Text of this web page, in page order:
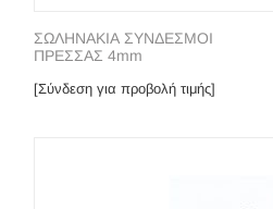
ΣΩΛΗΝΑΚΙΑ ΣΥΝΔΕΣΜΟΙ
ΠΡΕΣΣΑΣ 4mm
[Σύνδεση για προβολή τιμής]